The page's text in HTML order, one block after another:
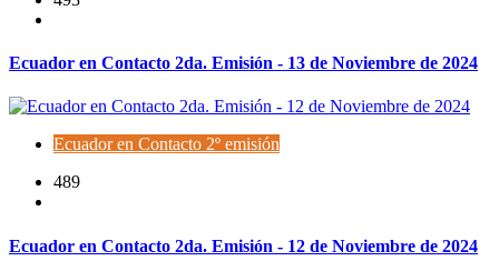
Ecuador en Contacto 2da. Emisión - 13 de Noviembre de 2024
Ecuador en Contacto 2º emisión
489
Ecuador en Contacto 2da. Emisión - 12 de Noviembre de 2024